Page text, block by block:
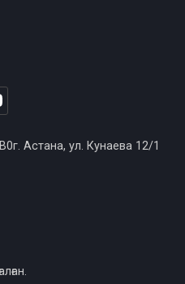
Астана, ул. Кунаева 12/1